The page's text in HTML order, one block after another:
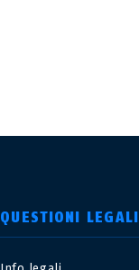
QUESTIONI LEGALI